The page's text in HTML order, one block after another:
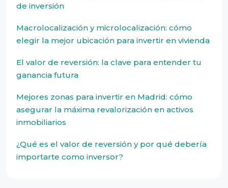
de inversión
Macrolocalización y microlocalización: cómo
elegir la mejor ubicación para invertir en vivienda
El valor de reversión: la clave para entender tu
ganancia futura
Mejores zonas para invertir en Madrid: cómo
asegurar la máxima revalorización en activos
inmobiliarios
¿Qué es el valor de reversión y por qué debería
importarte como inversor?